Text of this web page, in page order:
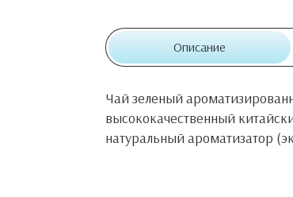
Описание
Чай зеленый
высококачественный
натуральный ароматизатор